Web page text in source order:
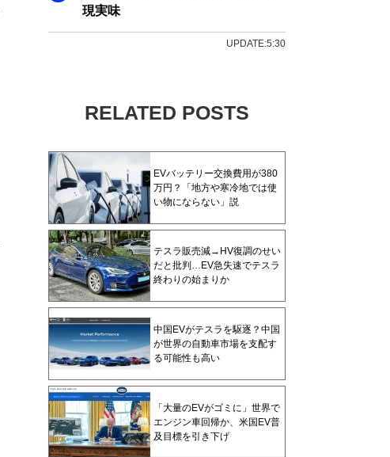
現実味
UPDATE:5:30
RELATED POSTS
EVバッテリー交換費用が380
万円？「地方や寒冷地では使
い物にならない」説
テスラ販売減→HV復調のせい
だと批判…EV急失速でテスラ
終わりの始まりか
中国EVがテスラを駆逐？中国
が世界の自動車市場を支配す
る可能性も高い
「大量のEVがゴミに」世界で
エンジン車回帰か、米国EV普
及目標を引き下げ